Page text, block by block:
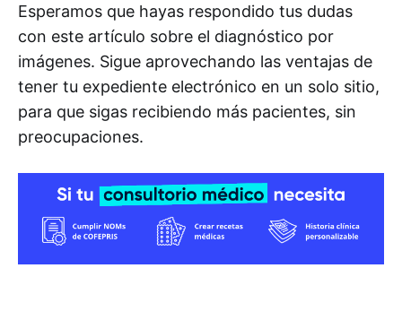
Esperamos que hayas respondido tus dudas
con este artículo sobre el diagnóstico por
imágenes. Sigue aprovechando las ventajas de
tener tu expediente electrónico en un solo sitio,
para que sigas recibiendo más pacientes, sin
preocupaciones.